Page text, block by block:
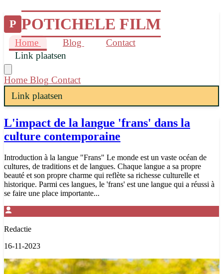
P POTICHELE FILM
Home Blog
Contact
Link plaatsen
Home Blog Contact
Link plaatsen
L'impact de la langue 'frans' dans la
culture contemporaine
Introduction à la langue "Frans" Le monde est un vaste océan de
cultures, de traditions et de langues. Chaque langue a sa propre
beauté et son propre charme qui reflète sa richesse culturelle et
historique. Parmi ces langues, le 'frans' est une langue qui a réussi à
se faire une place importante...
Redactie
16-11-2023